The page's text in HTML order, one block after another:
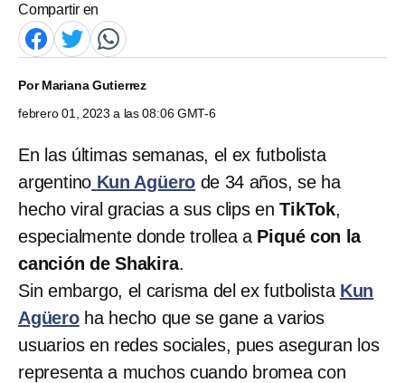
Compartir en
PorMariana Gutierrez
febrero 01, 2023 a las 08:06 GMT-6
En las últimas semanas, el ex futbolista
argentino Kun Agüero de 34 años, se ha
hecho viral gracias a sus clips enTikTok,
especialmente donde trollea a Piqué con la
canción de Shakira.
Sin embargo, el carisma del ex futbolista Kun
Agüero ha hecho que se gane a varios
usuarios en redes sociales, pues aseguran los
representa a muchos cuando bromea con